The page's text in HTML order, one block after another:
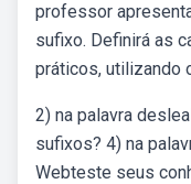
professor
sufixo. Definirá as
práticos, utilizando
2) na palavra
sufixos? 4) na
Webteste seus